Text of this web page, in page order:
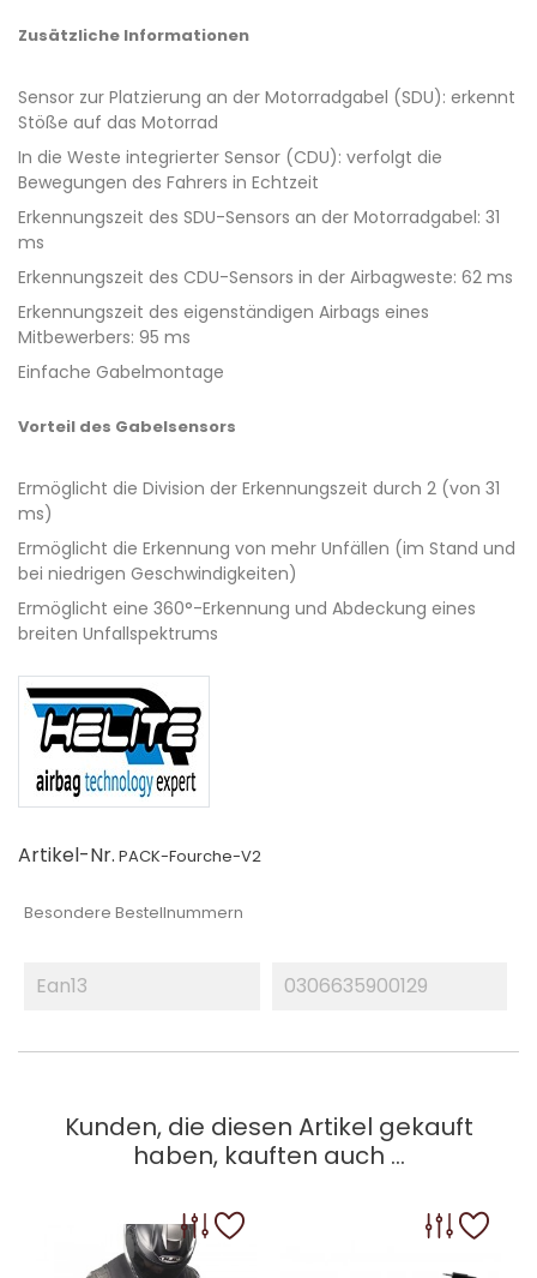
Zusätzliche Informationen
Sensor zur Platzierung an der Motorradgabel (SDU): erkennt
Stöße auf das Motorrad
In die Weste integrierter Sensor (CDU): verfolgt die
Bewegungen des Fahrers in Echtzeit
Erkennungszeit des SDU-Sensors an der Motorradgabel: 31
ms
Erkennungszeit des CDU-Sensors in der Airbagweste: 62 ms
Erkennungszeit des eigenständigen Airbags eines
Mitbewerbers: 95 ms
Einfache Gabelmontage
Vorteil des Gabelsensors
Ermöglicht die Division der Erkennungszeit durch 2 (von 31
ms)
Ermöglicht die Erkennung von mehr Unfällen (im Stand und
bei niedrigen Geschwindigkeiten)
Ermöglicht eine 360°-Erkennung und Abdeckung eines
breiten Unfallspektrums
Artikel-Nr. PACK-Fourche-V2
Besondere Bestellnummern
Ean13 0306635900129
Kunden, die diesen Artikel gekauft
haben, kauften auch ...